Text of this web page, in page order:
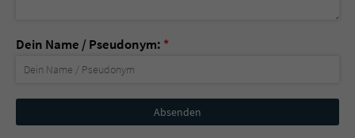
Dein Name / Pseudonym: *
Nicht
ausfüllen!